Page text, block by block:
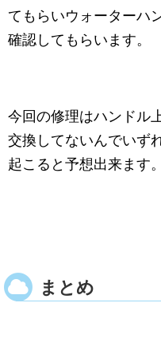
てもらいウォーターハ
確認してもらいます。
今回の修理はハンドル
交換してないんでいず
起こると予想出来ます。
まとめ